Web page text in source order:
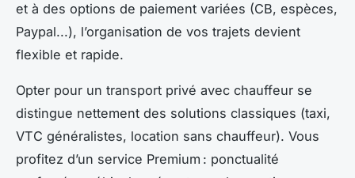
et à des options de paiement variées (CB, espèces,
Paypal...), l’organisation de vos trajets devient
flexible et rapide.
Opter pour un transport privé avec chauffeur se
distingue nettement des solutions classiques (taxi,
VTC généralistes, location sans chauffeur). Vous
profitez d’un service Premium : ponctualité